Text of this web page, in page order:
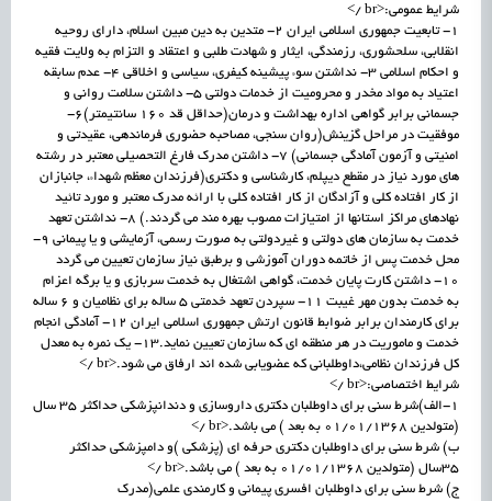
شرایط عمومی:<br />
1- تابعیت جمهوری اسلامی ایران 2- متدین به دین مبین اسلام، دارای روحیه
انقلابی، سلحشوری، رزمندگی، ایثار و شهادت طلبی و اعتقاد و التزام به ولایت فقیه
و احکام اسلامی 3- نداشتن سوء پیشینه کیفری، سیاسی و اخلاقی 4- عدم سابقه
اعتیاد به مواد مخدر و محرومیت از خدمات دولتی 5- داشتن سلامت روانی و
جسمانی برابر گواهی اداره بهداشت و درمان(حداقل قد 160 سانتیمتر)6-
موفقیت در مراحل گزینش(روان سنجی، مصاحبه حضوری فرماندهی، عقیدتی و
امنیتی و آزمون آمادگی جسمانی) 7- داشتن مدرک فارغ التحصیلی معتبر در رشته
های مورد نیاز در مقطع دیپلم، کارشناسی و دکتری(فرزندان معظم شهداء، جانبازان
از کار افتاده کلی و آزادگان از کار افتاده کلی با ارائه مدرک معتبر و مورد تائید
نهادهای مراکز استانها از امتیازات مصوب بهره مند می گردند.) 8- نداشتن تعهد
خدمت به سازمان های دولتی و غیردولتی به صورت رسمی، آزمایشی و یا پیمانی 9-
محل خدمت پس از خاتمه دوران آموزشی و برطبق نیاز سازمان تعیین می گردد
10- داشتن کارت پایان خدمت، گواهی اشتغال به خدمت سربازی و یا برگه اعزام
به خدمت بدون مهر غیبت 11- سپردن تعهد خدمتی 5 ساله برای نظامیان و 6 ساله
برای کارمندان برابر ضوابط قانون ارتش جمهوری اسلامی ایران 12- آمادگی انجام
خدمت و ماموریت در هر منطقه ای که سازمان تعیین نماید.13- یک نمره به معدل
کل فرزندان نظامی،داوطلبانی که عضویابی شده اند ارفاق می شود.<br />
شرایط اختصاصی:<br />
1-الف)شرط سنی برای داوطلبان دکتری داروسازی و دندانپزشکی حداکثر 35 سال
(متولدین 01/01/1368 به بعد ) می باشد.<br />
ب) شرط سنی برای داوطلبان دکتری حرفه ای (پزشکی )و دامپزشکی حداکثر
35سال (متولدین 01/01/1368 به بعد ) می باشد.<br />
ج) شرط سنی برای داوطلبان افسری پیمانی و کارمندی علمی(مدرک